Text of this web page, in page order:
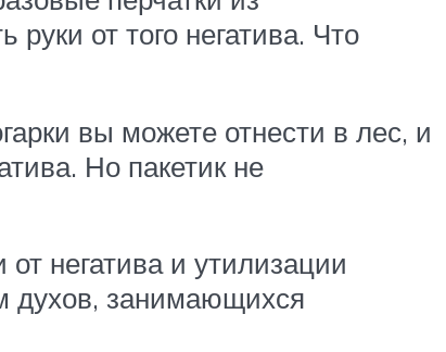
от того негатива. Что
вы можете отнести в лес, и
Но пакетик не
негатива и утилизации
духов, занимающихся